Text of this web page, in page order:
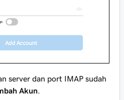
server dan port IMAP sudah
Akun.